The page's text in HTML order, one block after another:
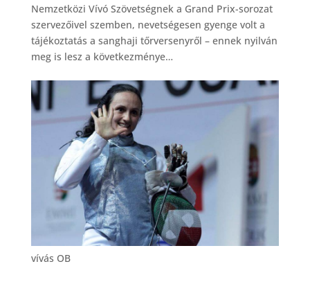
Nemzetközi Vívó Szövetségnek a Grand Prix-sorozat
szervezőivel szemben, nevetségesen gyenge volt a
tájékoztatás a sanghaji tőrversenyről – ennek nyilván
meg is lesz a következménye…
vívás OB